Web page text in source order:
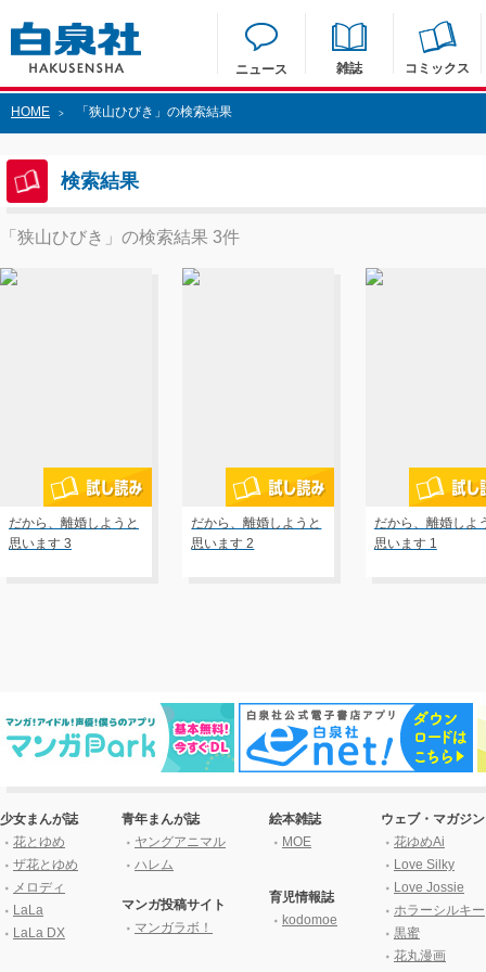
ニュース 雑誌 コミックス
HOME > 「狭山ひびき」の検索結果
検索結果
「狭山ひびき」の検索結果 3件
だから、離婚しようと
思います 3
だから、離婚しようと
思います 2
だから、離婚しよ
思います 1
少女まんが誌
花とゆめ
ザ花とゆめ
メロディ
LaLa
LaLa DX
青年まんが誌
ヤングアニマル
ハレム
マンガ投稿サイト
マンガラボ！
絵本雑誌
MOE
育児情報誌
kodomoe
ウェブ・マガジン
花ゆめAi
Love Silky
Love Jossie
ホラーシルキー
黒蜜
花丸漫画